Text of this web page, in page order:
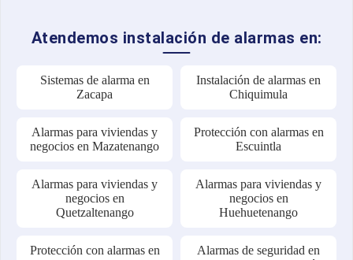
Atendemos instalación de alarmas en:
Sistemas de alarma en
Zacapa
Instalación de alarmas en
Chiquimula
Alarmas para viviendas y
negocios en Mazatenango
Protección con alarmas en
Escuintla
Alarmas para viviendas y
negocios en
Quetzaltenango
Alarmas para viviendas y
negocios en
Huehuetenango
Protección con alarmas en
Alarmas de seguridad en